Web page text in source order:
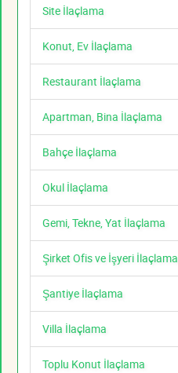
Site İlaçlama
Konut, Ev İlaçlama
Restaurant İlaçlama
Apartman, Bina İlaçlama
Bahçe İlaçlama
Okul İlaçlama
Gemi, Tekne, Yat İlaçlama
Şirket Ofis ve İşyeri İlaçlama
Şantiye İlaçlama
Villa İlaçlama
Toplu Konut İlaçlama